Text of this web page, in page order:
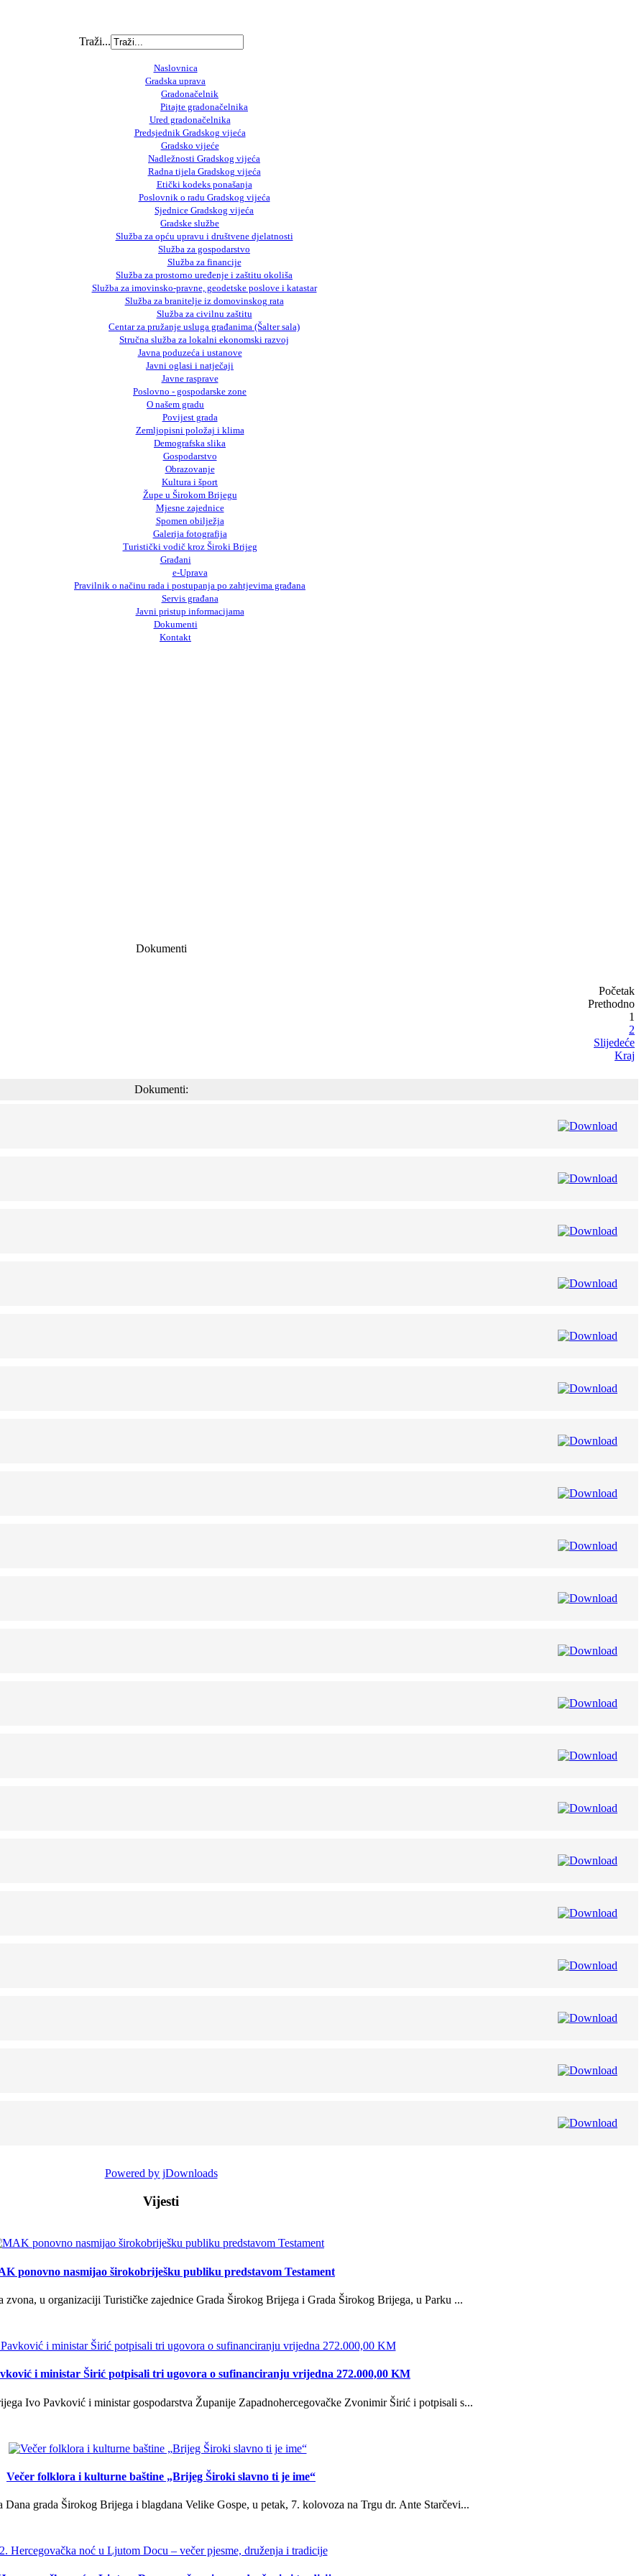
Traži...
Naslovnica
Gradska uprava
Gradonačelnik
Pitajte gradonačelnika
Ured gradonačelnika
Predsjednik Gradskog vijeća
Gradsko vijeće
Nadležnosti Gradskog vijeća
Radna tijela Gradskog vijeća
Etički kodeks ponašanja
Poslovnik o radu Gradskog vijeća
Sjednice Gradskog vijeća
Gradske službe
Služba za opću upravu i društvene djelatnosti
Služba za gospodarstvo
Služba za financije
Služba za prostorno uređenje i zaštitu okoliša
Služba za imovinsko-pravne, geodetske poslove i katastar
Služba za branitelje iz domovinskog rata
Služba za civilnu zaštitu
Centar za pružanje usluga građanima (Šalter sala)
Stručna služba za lokalni ekonomski razvoj
Javna poduzeća i ustanove
Javni oglasi i natječaji
Javne rasprave
Poslovno - gospodarske zone
O našem gradu
Povijest grada
Zemljopisni položaj i klima
Demografska slika
Gospodarstvo
Obrazovanje
Kultura i šport
Župe u Širokom Brijegu
Mjesne zajednice
Spomen obilježja
Galerija fotografija
Turistički vodič kroz Široki Brijeg
Građani
e-Uprava
Pravilnik o načinu rada i postupanja po zahtjevima građana
Servis građana
Javni pristup informacijama
Dokumenti
Kontakt
Dokumenti
Početak
Prethodno
1
2
Slijedeće
Kraj
Dokumenti:
Powered by jDownloads
Vijesti
ponovno nasmijao širokobriješku publiku predstavom Testament
zvona, u organizaciji Turističke zajednice Grada Širokog Brijega i Grada Širokog Brijega, u Parku ...
i ministar Širić potpisali tri ugovora o sufinanciranju vrijedna 272.000,00 KM
Ivo Pavković i ministar gospodarstva Županije Zapadnohercegovačke Zvonimir Širić i potpisali s...
Večer folklora i kulturne baštine „Brijeg Široki slavno ti je ime“
grada Širokog Brijega i blagdana Velike Gospe, u petak, 7. kolovoza na Trgu dr. Ante Starčevi...